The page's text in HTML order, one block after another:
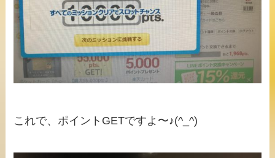
これで、ポイントGETですよ〜♪(^_^)